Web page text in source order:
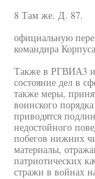
8 Там же. Д. 87.
официальную
командира
Также в РГВИА3
состояние дел в
также меры,
воинского
приводятся
недостойного
побегов нижних
материалы,
патриотических
стражи в войнах